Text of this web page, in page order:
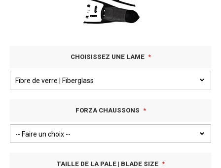
CHOISISSEZ UNE LAME
FORZA CHAUSSONS
TAILLE DE LA PALE | BLADE SIZE